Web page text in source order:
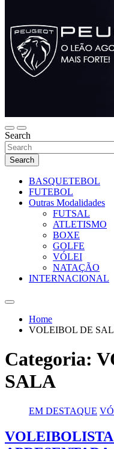
Search
Search
BASQUETEBOL
FUTEBOL
Outras Modalidades
FUTSAL
ATLETISMO
BOXE
GOLFE
VÓLEI
NATAÇÃO
INTERNACIONAL
Home
VOLEIBOL DE
Categoria:
SALA
EM DESTAQUE